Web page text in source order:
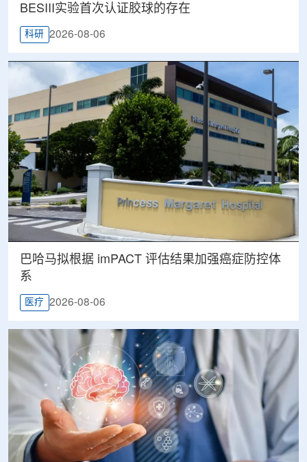
BESIII实验首次认证胶球的存在
科研 2026-08-06
巴哈马拟根据 imPACT 评估结果加强癌症防控体
系
医疗 2026-08-06